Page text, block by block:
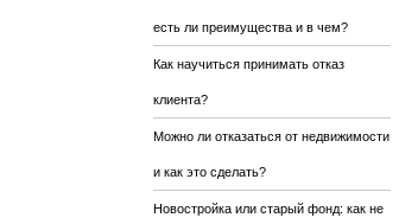
есть ли преимущества и в чем?
Как научиться принимать отказ
клиента?
Можно ли отказаться от недвижимости
и как это сделать?
Новостройка или старый фонд: как не